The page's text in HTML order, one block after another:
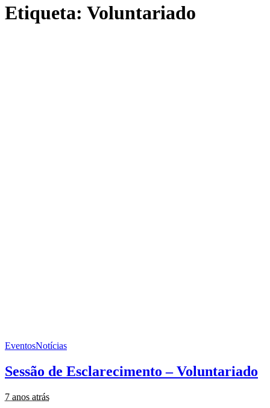
Etiqueta: Voluntariado
EventosNotícias
Sessão de Esclarecimento – Voluntariado
7 anos atrás